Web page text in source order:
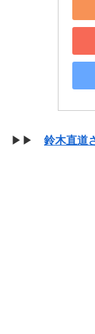
▶▶ 鈴木直道